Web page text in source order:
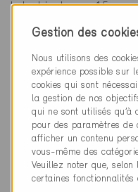
Industriestrasse 15
www.lueftungshygiene.ch
Catégorie
Planification
Ventilation et
Gestion des
Nous utilisons des
expérience possible sur
cookies qui sont
la gestion de nos
qui ne sont utilisés qu’à
pour des paramètres de
afficher un contenu
vous-même des
Veuillez noter que, selon
certaines fonctionnalités